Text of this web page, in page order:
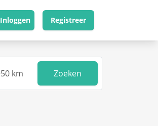
Inloggen Registreer
Zoeken